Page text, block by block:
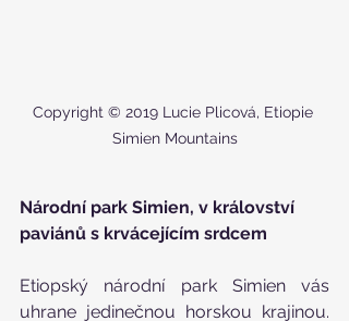
Copyright © 2019 Lucie Plicová, Etiopie
Simien Mountains
Národní park Simien, v království
paviánů s krvácejícím srdcem
Etiopský národní park Simien vás
uhrane jedinečnou horskou krajinou.